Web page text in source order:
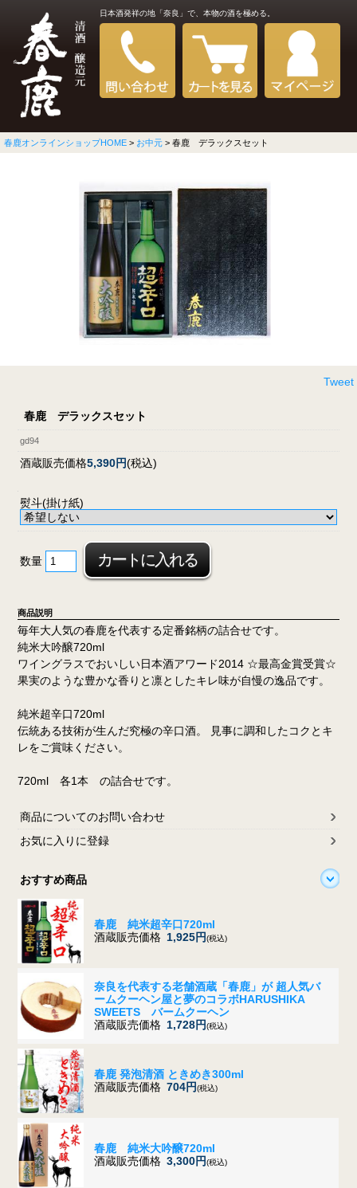
日本酒発祥の地「奈良」で、本物の酒を極める。
春鹿オンラインショップHOME > お中元 > 春鹿 デラックスセット
Tweet
春鹿 デラックスセット
gd94
酒蔵販売価格5,390円(税込)
熨斗(掛け紙)
数量
商品説明
毎年大人気の春鹿を代表する定番銘柄の詰合せです。
純米大吟醸720ml
ワイングラスでおいしい日本酒アワード2014 ☆最高金賞受賞☆
果実のような豊かな香りと凛としたキレ味が自慢の逸品です。
純米超辛口720ml
伝統ある技術が生んだ究極の辛口酒。 見事に調和したコクとキ
レをご賞味ください。
720ml 各1本 の詰合せです。
商品についてのお問い合わせ
お気に入りに登録
おすすめ商品
春鹿 純米超辛口720ml
酒蔵販売価格 1,925円(税込)
奈良を代表する老舗酒蔵「春鹿」が 超人気バ
ームクーヘン屋と夢のコラボHARUSHIKA
SWEETS バームクーヘン
酒蔵販売価格 1,728円(税込)
春鹿 発泡清酒 ときめき300ml
酒蔵販売価格 704円(税込)
春鹿 純米大吟醸720ml
酒蔵販売価格 3,300円(税込)